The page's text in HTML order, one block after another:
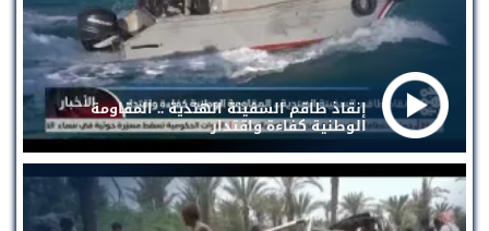
إنقاذ طاقم السفينة الهندية .. المقاومة
الوطنية كفاءة واقتدار